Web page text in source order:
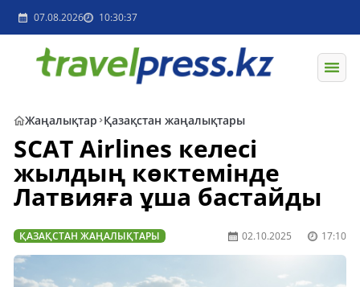
07.08.2026 10:30:37
Жаңалықтар Қазақстан жаңалықтары
SCAT Airlines келесі
жылдың көктемінде
Латвияға ұша бастайды
ҚАЗАҚСТАН ЖАҢАЛЫҚТАРЫ 02.10.2025 17:10